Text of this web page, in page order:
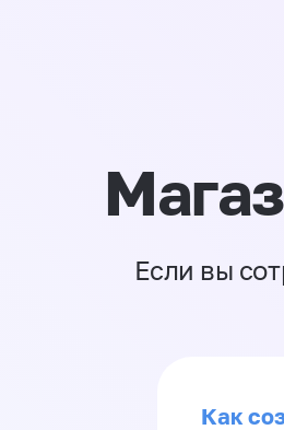
Если вы
Как